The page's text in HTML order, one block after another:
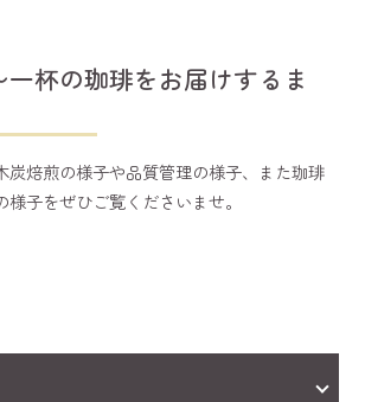
杯の珈琲をお届けするま
炭焙煎の様子や品質管理の様子、また珈琲
子をぜひご覧くださいませ。